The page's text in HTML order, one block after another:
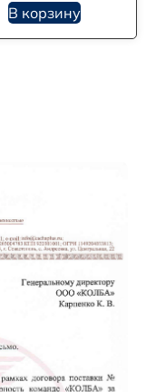
В корзину